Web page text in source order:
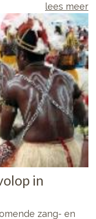
lees meer
in
zang- en